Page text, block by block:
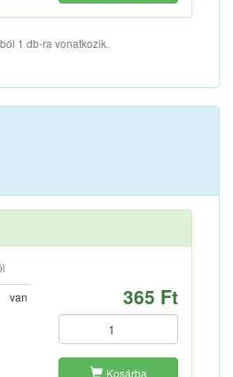
1 db-ra vonatkozik.
van 365 Ft
Kosárba